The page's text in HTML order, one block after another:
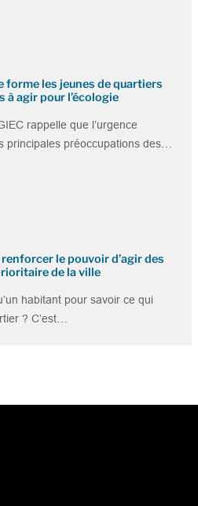
forme les jeunes de quartiers
agir pour l’écologie
rappelle que l’urgence
principales préoccupations des…
le pouvoir d’agir des
de la ville
habitant pour savoir ce qui
? C’est…